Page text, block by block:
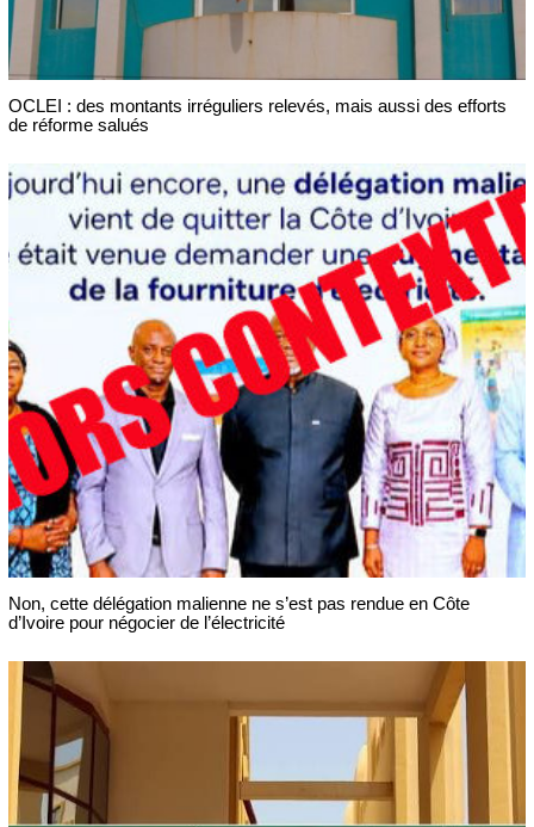
OCLEI : des montants irréguliers relevés, mais aussi des efforts
de réforme salués
Non, cette délégation malienne ne s’est pas rendue en Côte
d’Ivoire pour négocier de l’électricité